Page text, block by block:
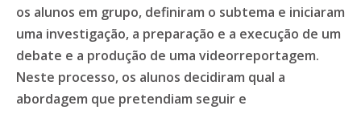
os alunos em grupo, definiram o subtema e iniciaram
uma investigação, a preparação e a execução de um
debate e a produção de uma videorreportagem.
Neste processo, os alunos decidiram qual a
abordagem que pretendiam seguir e